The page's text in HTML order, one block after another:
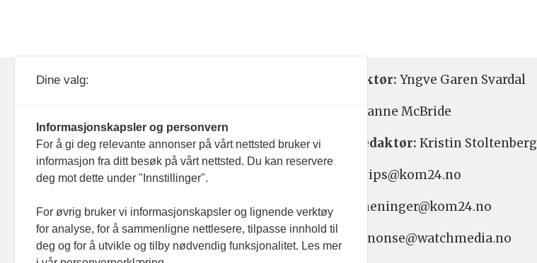
093 182
Nyhetsredaktør: Yngve Garen Svardal
Hanne McBride
Ansvarlig redaktør: Kristin Stoltenberg
Nyhetstips: tips@kom24.no
Meninger: meninger@kom24.no
Annonse: annonse@watchmedia.no
Dine valg:
Informasjonskapsler og personvern
For å gi deg relevante annonser på vårt nettsted bruker vi
informasjon fra ditt besøk på vårt nettsted. Du kan reservere
deg mot dette under "Innstillinger".
For øvrig bruker vi informasjonskapsler og lignende verktøy
for analyse, for å sammenligne nettlesere, tilpasse innhold til
deg og for å utvikle og tilby nødvendig funksjonalitet. Les mer